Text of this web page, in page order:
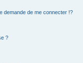
demande de me connecter !?
?